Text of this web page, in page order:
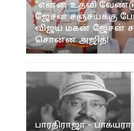
“என்ன உதவி
ஜேசன் சஞ்சய்க்கு
விஜய் மகன் ஜேசன்
சொன்ன அஜித்!
பாரதிராஜா –